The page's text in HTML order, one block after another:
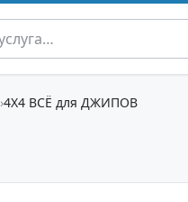
4Х4 ВСЁ для ДЖИПОВ